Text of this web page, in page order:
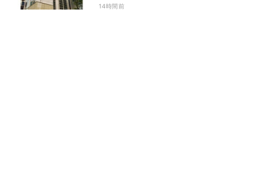
14時間前